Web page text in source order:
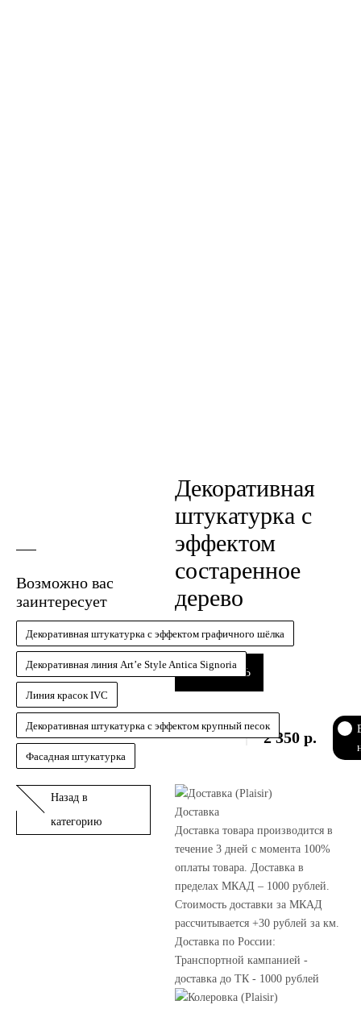
Возможно вас
заинтересует
Декоративная штукатурка с эффектом графичного шёлка
Декоративная линия Art’e Style Antica Signoria
Линия красок IVC
Декоративная штукатурка с эффектом крупный песок
Фасадная штукатурка
Назад в
категорию
Декоративная
штукатурка с
эффектом
состаренное
дерево
ЗАКАЗАТЬ
2 350 р.
Доставка
Доставка товара производится в
течение 3 дней с момента 100%
оплаты товара. Доставка в
пределах МКАД – 1000 рублей.
Стоимость доставки за МКАД
рассчитывается +30 рублей за км.
Доставка по России:
Транспортной кампанией -
доставка до ТК - 1000 рублей